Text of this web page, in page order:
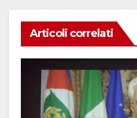
Articoli correlati